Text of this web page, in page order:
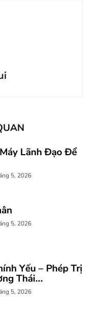
Lãnh Đạo Để
5, 2026
5, 2026
Yếu – Phép Trị
Thái...
5, 2026